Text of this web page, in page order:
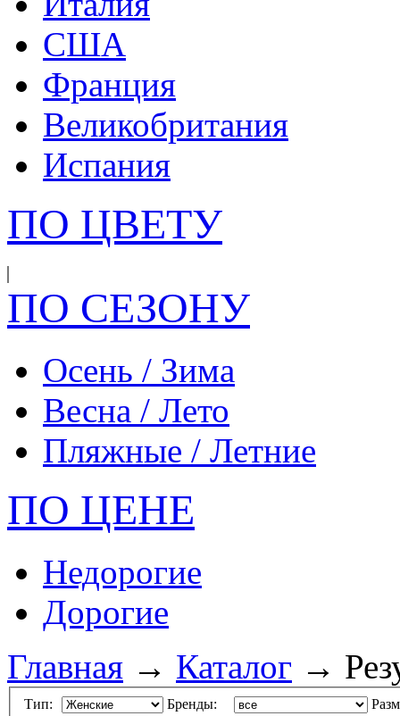
США
Франция
Великобритания
Испания
ПО ЦВЕТУ
ПО СЕЗОНУ
Осень / Зима
Весна / Лето
Пляжные / Летние
ПО ЦЕНЕ
Недорогие
Дорогие
Главная → Каталог →
Тип: Бренды: